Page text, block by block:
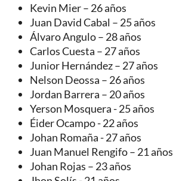
Kevin Mier – 26 años
Juan David Cabal – 25 años
Álvaro Angulo – 28 años
Carlos Cuesta – 27 años
Junior Hernández – 27 años
Nelson Deossa – 26 años
Jordan Barrera – 20 años
Yerson Mosquera - 25 años
Éider Ocampo - 22 años
Johan Romaña - 27 años
Juan Manuel Rengifo – 21 años
Johan Rojas – 23 años